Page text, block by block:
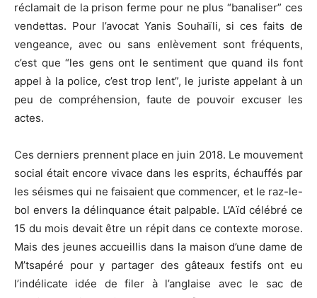
réclamait de la prison ferme pour ne plus “banaliser” ces
vendettas. Pour l’avocat Yanis Souhaïli, si ces faits de
vengeance, avec ou sans enlèvement sont fréquents,
c’est que “les gens ont le sentiment que quand ils font
appel à la police, c’est trop lent”, le juriste appelant à un
peu de compréhension, faute de pouvoir excuser les
actes.
Ces derniers prennent place en juin 2018. Le mouvement
social était encore vivace dans les esprits, échauffés par
les séismes qui ne faisaient que commencer, et le raz-le-
bol envers la délinquance était palpable. L’Aïd célébré ce
15 du mois devait être un répit dans ce contexte morose.
Mais des jeunes accueillis dans la maison d’une dame de
M’tsapéré pour y partager des gâteaux festifs ont eu
l’indélicate idée de filer à l’anglaise avec le sac de